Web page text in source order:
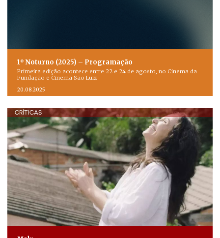
1º Noturno (2025) – Programação
Primeira edição acontece entre 22 e 24 de agosto, no Cinema da
Fundação e Cinema São Luiz
20.08.2025
CRÍTICAS